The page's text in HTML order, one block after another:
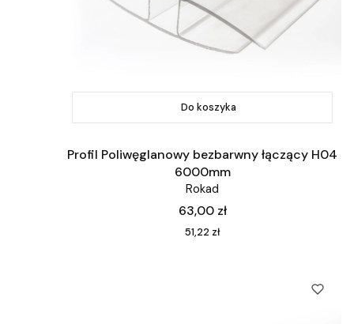
Do koszyka
Profil Poliwęglanowy bezbarwny łączący H04
6000mm
Rokad
Cena
63,00 zł
Cena
51,22 zł